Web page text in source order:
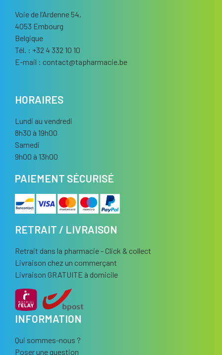
Voie de l’Ardenne 54,
4053 Embourg
Belgique
Tél. : +32 4 332 10 10
E-mail : contact@tapharmacie.be
HORAIRES
Lundi au vendredi
8h30 à 19h00
Samedi
9h00 à 13h00
PAIEMENT SÉCURISÉ
RETRAIT / LIVRAISON
Retrait dans la pharmacie - Click & collect
Livraison chez un commerçant
Livraison GRATUITE à domicile
INFORMATION
Qui sommes-nous ?
Poser une question